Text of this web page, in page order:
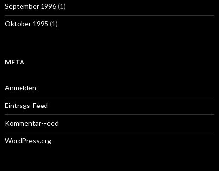
September 1996(1)
Oktober 1995 (1)
META
Anmelden
Eintrags-Feed
Kommentar-Feed
WordPress.org